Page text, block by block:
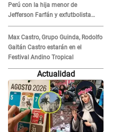
Perú con la hija menor de
Jefferson Farfán y exfutbolista
REACCIONA: "A ti que..."
Max Castro, Grupo Guinda, Rodolfo
Gaitán Castro estarán en el
Festival Andino Tropical
Actualidad